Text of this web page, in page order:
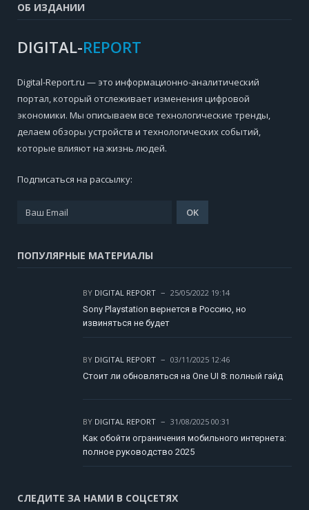
ОБ ИЗДАНИИ
DIGITAL-REPORT
Digital-Report.ru — это информационно-аналитический
портал, который отслеживает изменения цифровой
экономики. Мы описываем все технологические тренды,
делаем обзоры устройств и технологических событий,
которые влияют на жизнь людей.
Подписаться на рассылку:
ПОПУЛЯРНЫЕ МАТЕРИАЛЫ
BY DIGITAL REPORT
25/05/2022 19:14
Sony Playstation вернется в Россию, но
извиняться не будет
BY DIGITAL REPORT
03/11/2025 12:46
Стоит ли обновляться на One UI 8: полный гайд
BY DIGITAL REPORT
31/08/2025 00:31
Как обойти ограничения мобильного интернета:
полное руководство 2025
СЛЕДИТЕ ЗА НАМИ В СОЦСЕТЯХ